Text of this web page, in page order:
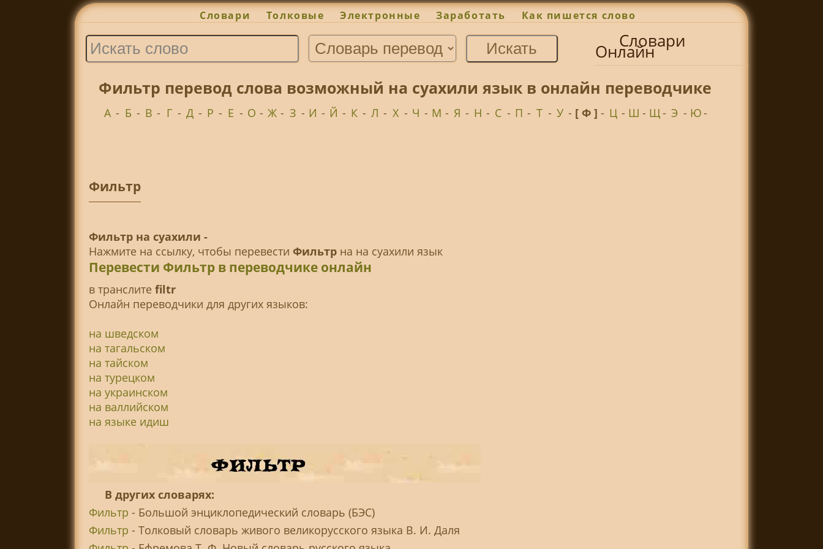
Словари Толковые Электронные Заработать Как пишется слово
Словари
Онлайн
Фильтр перевод слова возможный на суахили язык в онлайн переводчике
А - Б - В - Г - Д - Р - Е - О - Ж - З - И - Й - К - Л - Х - Ч - М - Я - Н - С - П - Т - У - [ Ф ]- Ц - Ш - Щ- Э - Ю-
Фильтр
Фильтр на суахили -
Нажмите на ссылку, чтобы перевести Фильтрна на суахили язык
Перевести Фильтр в переводчике онлайн
в транслитe filtr
Онлайн переводчики для других языков:
на шведском
на тагальском
на тайском
на турецком
на украинском
на валлийском
на языке идиш
В других словарях:
Фильтр - Большой энциклопедический словарь (БЭС)
Фильтр - Толковый словарь живого великорусского языка В. И. Даля